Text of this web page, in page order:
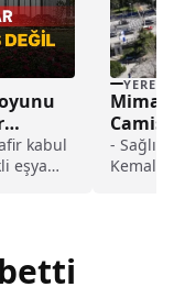
kabul
eşya
YEREL
Camisi
-